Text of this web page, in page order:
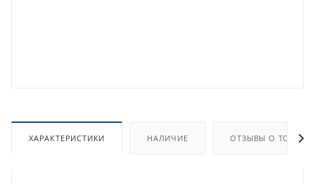
ХАРАКТЕРИСТИКИ НАЛИЧИЕ ОТЗЫВЫ О ТОВАРЕ